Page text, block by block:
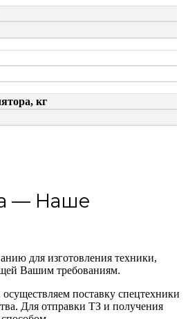
кг
— Наше
для изготовления техники,
Вашим требованиям.
поставку спецтехники
Для отправки ТЗ и получения